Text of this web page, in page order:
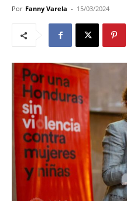
Por Fanny Varela - 15/03/2024